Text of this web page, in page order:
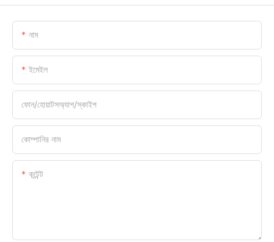
নাম
ইমেইল
ফোন/হোয়াটসঅ্যাপ/স্কাইপ
কোম্পানির নাম
কন্টেন্ট